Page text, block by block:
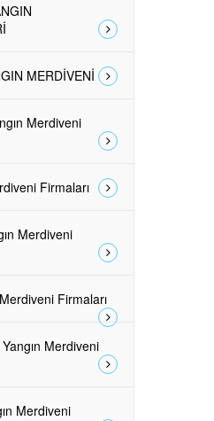
MERDİVENİ
Merdiveni
Firmaları
Merdiveni
Firmaları
Merdiveni
Merdiveni